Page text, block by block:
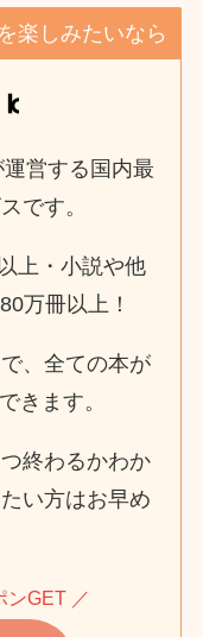
楽しみたいなら
営する国内最
です。
上・小説や他
万冊以上！
、全ての本が
きます。
終わるかわか
い方はお早め
ンGET ／